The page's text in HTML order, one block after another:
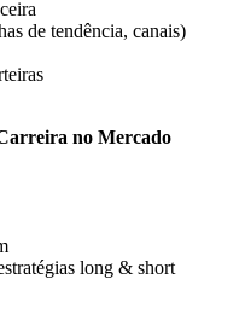
de tendência, canais)
no Mercado
long & short